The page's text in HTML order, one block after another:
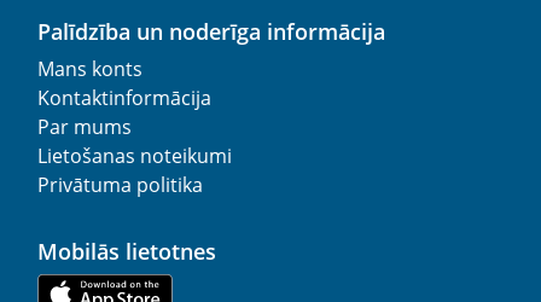
Palīdzība un noderīga informācija
Mans konts
Kontaktinformācija
Par mums
Lietošanas noteikumi
Privātuma politika
Mobilās lietotnes